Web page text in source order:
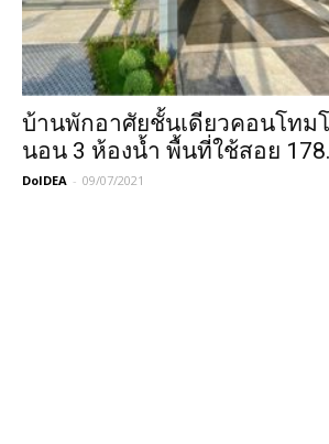
บ้านพักอาศัยชั้นเดียวคอนโทม
นอน 3 ห้องน้ำ พื้นที่ใช้สอย
DoIDEA - 09/07/2021